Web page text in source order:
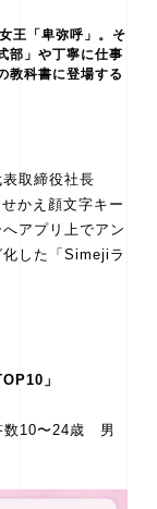
王「卑弥呼」。そ
部」や丁寧に仕事
教科書に登場する
取締役社長
かえ顔文字キー
アプリ上でアン
した「Simejiラ
」
10〜24歳 男